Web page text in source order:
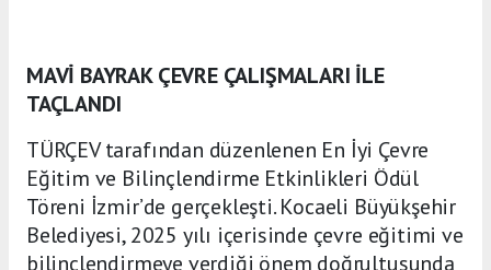
MAVİ BAYRAK ÇEVRE ÇALIŞMALARI İLE
TAÇLANDI
TÜRÇEV tarafından düzenlenen En İyi Çevre
Eğitim ve Bilinçlendirme Etkinlikleri Ödül
Töreni İzmir’de gerçekleşti. Kocaeli Büyükşehir
Belediyesi, 2025 yılı içerisinde çevre eğitimi ve
bilinçlendirmeye verdiği önem doğrultusunda